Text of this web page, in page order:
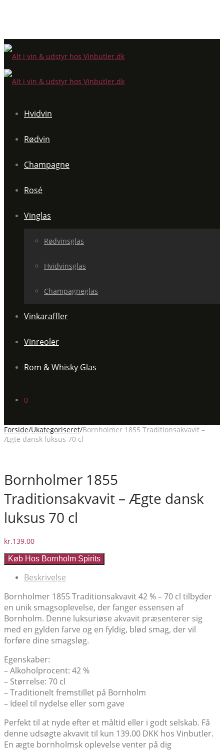
Hvidvin
Rødvin
Champagne
Rosé
Vinglas
Rødvinsglas
Hvidvinsglas
Champagneglas
Vinkaraffler
Vinreoler
Rom & Whisky Glas
0
Forside/Ukategoriseret/Bornholmer 1855 Traditionsakvavit –
Ægte dansk luksus 70 cl
Bornholmer 1855
Traditionsakvavit – Ægte dansk
luksus 70 cl
kr.139.00
Køb Hos Bornholm Spirits
Beskrivelse
Bornholmer 1855 Traditionsakvavit 42 % – 70 cl tilbyder
en unik smagsoplevelse, der fanger essensen af
Bornholm. Denne luksuriøse akvavit præsenterer sig
med en gylden farve og en fyldig, blød smag, der vil
forføre dine smagsløg.
Egenskaber:
– Alkoholprocent: 42 %
– Størrelse: 70 cl
– Traditionelt fremstillet på Bornholm
– Ideel til nydelse eller som gave
Perfekt til at nyde efter et måltid eller i godt selskab. Få
denne udsøgte akvavit til kun 139.00 DKK hos Vinbutler.
En ægte bornholmsk oplevelse venter på dig